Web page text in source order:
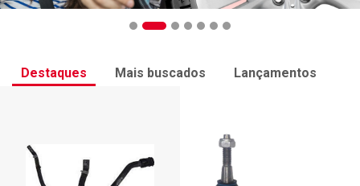
Destaques Mais buscados Lançamentos